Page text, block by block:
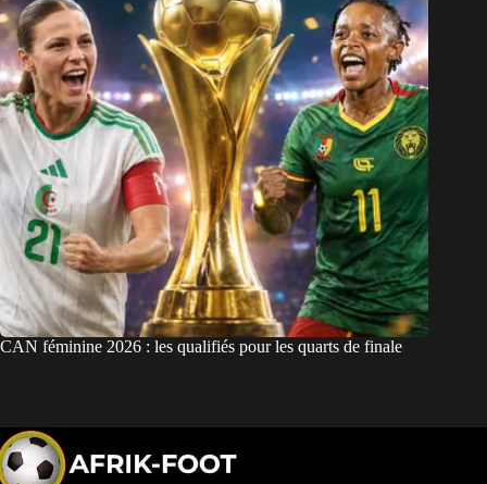
CAN féminine 2026 : les qualifiés pour les quarts de finale